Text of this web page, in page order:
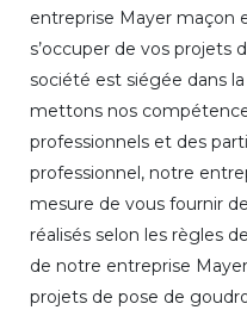
entreprise Mayer maçon
s’occuper de vos projets
société est siégée dans
mettons nos
professionnels et des
professionnel, notre
mesure de vous fournir
réalisés selon les règles
de notre entreprise
projets de pose de